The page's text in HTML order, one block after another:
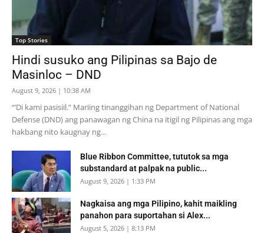
Top Stories
Hindi susuko ang Pilipinas sa Bajo de
Masinloc – DND
August 9, 2026 | 10:38 AM
“’Di kami pasisiil.” Mariing tinanggihan ng Department of National
Defense (DND) ang panawagan ng China na itigil ng Pilipinas ang mga
hakbang nito kaugnay ng...
Blue Ribbon Committee, tututok sa mga
substandard at palpak na public...
August 9, 2026 | 1:33 PM
Nagkaisa ang mga Pilipino, kahit maikling
panahon para suportahan si Alex...
August 5, 2026 | 8:13 PM